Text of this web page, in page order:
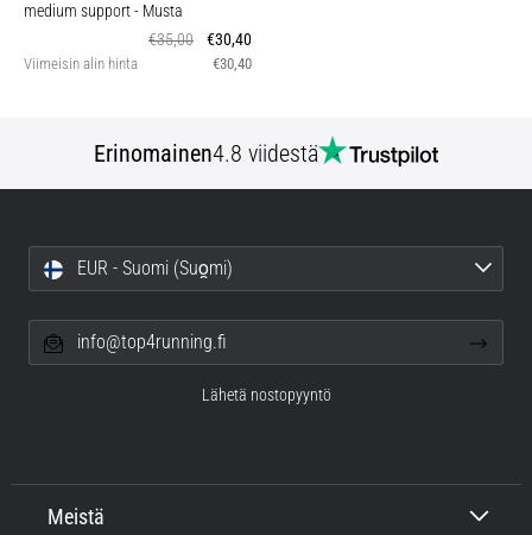
medium support- Musta
€35,00
€30,40
Viimeisin alin hinta €30,40
Erinomainen4.8 viidestä
Meistä
EUR - Suomi (Suo̯mi)
info@top4running.fi
Lähetä nostopyyntö